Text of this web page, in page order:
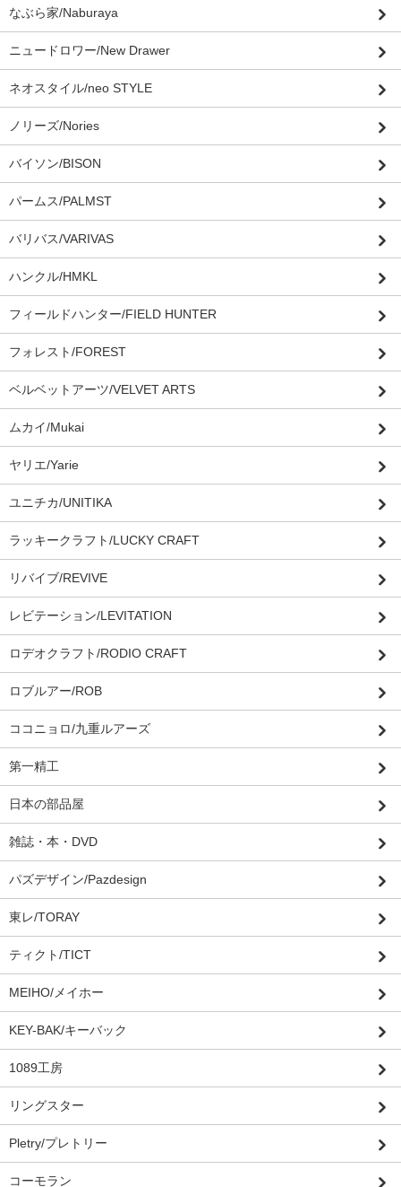
なぶら家/Naburaya
ニュードロワー/New Drawer
ネオスタイル/neo STYLE
ノリーズ/Nories
バイソン/BISON
パームス/PALMST
バリバス/VARIVAS
ハンクル/HMKL
フィールドハンター/FIELD HUNTER
フォレスト/FOREST
ベルベットアーツ/VELVET ARTS
ムカイ/Mukai
ヤリエ/Yarie
ユニチカ/UNITIKA
ラッキークラフト/LUCKY CRAFT
リバイブ/REVIVE
レビテーション/LEVITATION
ロデオクラフト/RODIO CRAFT
ロブルアー/ROB
ココニョロ/九重ルアーズ
第一精工
日本の部品屋
雑誌・本・DVD
パズデザイン/Pazdesign
東レ/TORAY
ティクト/TICT
MEIHO/メイホー
KEY-BAK/キーバック
1089工房
リングスター
Pletry/プレトリー
コーモラン